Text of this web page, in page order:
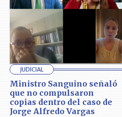
JUDICIAL
Ministro Sanguino señaló
que no compulsaron
copias dentro del caso de
Jorge Alfredo Vargas